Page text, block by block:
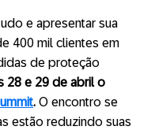
e apresentar sua
400 mil clientes em
de proteção
28 e 29 de abril o
. O encontro se
estão reduzindo suas